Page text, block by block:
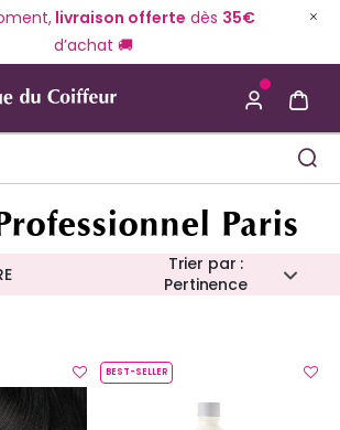
livraison offerte dès 35€
d’achat 🚚
Paris
Trier par :
Pertinence
BEST-SELLER